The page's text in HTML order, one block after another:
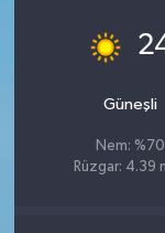
Güneşli
Nem: %70
Rüzgar: 4.39